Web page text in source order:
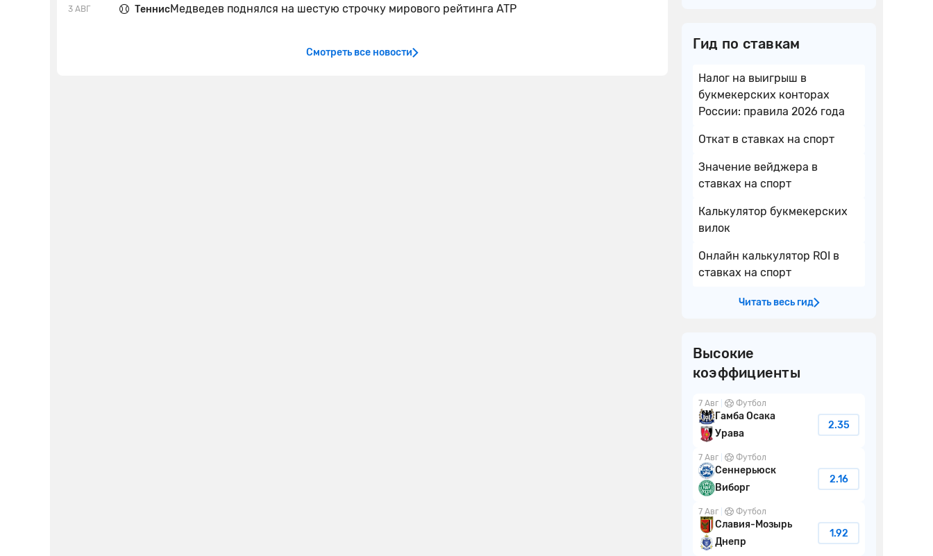
3 АВГ ТеннисМедведев поднялся на шестую строчку мирового рейтинга ATP
Смотреть все новости
Гид по ставкам
Налог на выигрыш в
букмекерских конторах
России: правила 2026 года
Откат в ставках на спорт
Значение вейджера в
ставках на спорт
Калькулятор букмекерских
вилок
Онлайн калькулятор ROI в
ставках на спорт
Читать весь гид
Высокие
коэффициенты
7 Авг Футбол
Гамба Осака
Урава
2.35
7 Авг Футбол
Сеннерьюск
Виборг
2.16
7 Авг Футбол
Славия-Мозырь
Днепр
1.92